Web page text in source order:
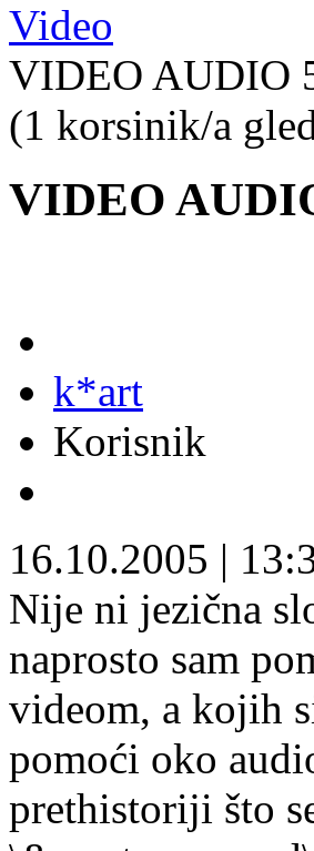
Video
VIDEO AUDIO
(1 korsinik/a
VIDEO
k*art
Korisnik
16.10.2005 |
Nije ni jezična
naprosto sam
videom, a kojih
pomoći oko
prethistoriji što